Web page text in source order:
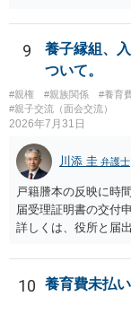
来なかった事情の変
に勤務先」が含まれ
行く事になり、上記
います。養育費は事
ことはあまりないで
9
養子縁組、
ついて。
#親権 #親族関係 #養育
#親子交流（面会交流）
2026年7月31日
川添 圭 弁護士
戸籍謄本の反映に時
届受理証明書の交付
詳しくは、役所と届
10 養育費未払